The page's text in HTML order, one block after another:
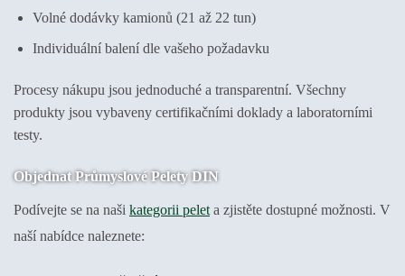
Volné dodávky kamionů (21 až 22 tun)
Individuální balení dle vašeho požadavku
Procesy nákupu jsou jednoduché a transparentní. Všechny
produkty jsou vybaveny certifikačními doklady a laboratorními
testy.
Objednat Průmyslové Pelety DIN
Podívejte se na naši kategorii pelet a zjistěte dostupné možnosti. V
naší nabídce naleznete: